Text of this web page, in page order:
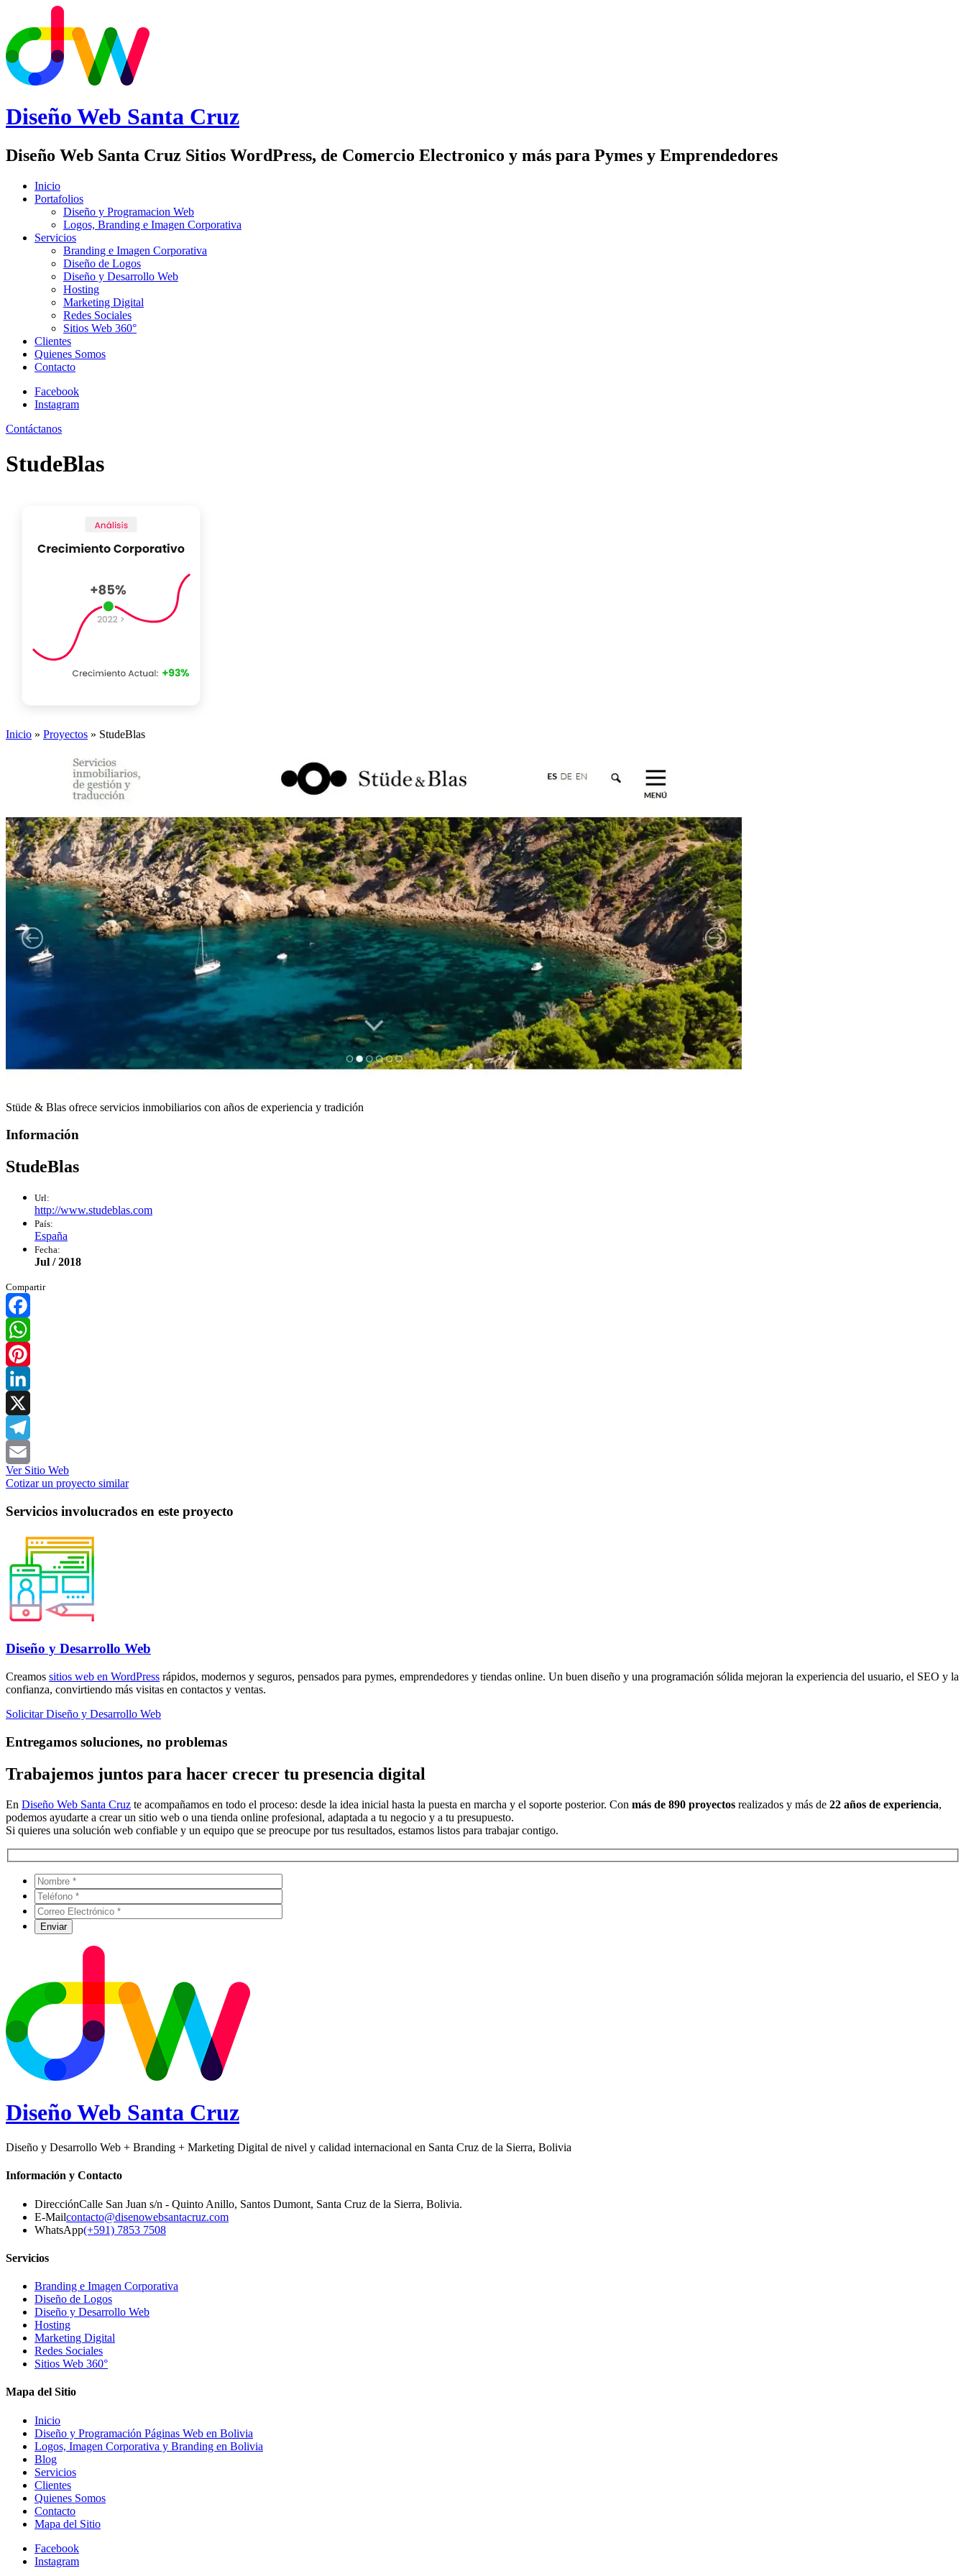
Diseño Web Santa Cruz
Diseño Web Santa Cruz Sitios WordPress, de Comercio Electronico y más para Pymes y Emprendedores
Inicio
Portafolios
Diseño y Programacion Web
Logos, Branding e Imagen Corporativa
Servicios
Branding e Imagen Corporativa
Diseño de Logos
Diseño y Desarrollo Web
Hosting
Marketing Digital
Redes Sociales
Sitios Web 360°
Clientes
Quienes Somos
Contacto
Facebook
Instagram
Contáctanos
StudeBlas
Inicio » Proyectos » StudeBlas
Stüde & Blas ofrece servicios inmobiliarios con años de experiencia y tradición
Información
StudeBlas
Url:
http://www.studeblas.com
País:
España
Fecha:
Jul / 2018
Compartir
Facebook
WhatsApp
Pinterest
LinkedIn
X
Telegram
Email
Ver Sitio Web
Cotizar un proyecto similar
Servicios involucrados en este proyecto
Diseño y Desarrollo Web
Creamos sitios web en WordPress rápidos, modernos y seguros, pensados para pymes, emprendedores y tiendas online. Un buen diseño y una programación sólida mejoran la experiencia del usuario, el SEO y la
confianza, convirtiendo más visitas en contactos y ventas.
Solicitar Diseño y Desarrollo Web
Entregamos soluciones, no problemas
Trabajemos juntos para hacer crecer tu presencia digital
En Diseño Web Santa Cruz te acompañamos en todo el proceso: desde la idea inicial hasta la puesta en marcha y el soporte posterior. Con más de 890 proyectos realizados y más de 22 años de experiencia,
podemos ayudarte a crear un sitio web o una tienda online profesional, adaptada a tu negocio y a tu presupuesto.
Si quieres una solución web confiable y un equipo que se preocupe por tus resultados, estamos listos para trabajar contigo.
Diseño Web Santa Cruz
Diseño y Desarrollo Web + Branding + Marketing Digital de nivel y calidad internacional en Santa Cruz de la Sierra, Bolivia
Información y Contacto
DirecciónCalle San Juan s/n - Quinto Anillo, Santos Dumont, Santa Cruz de la Sierra, Bolivia.
E-Mailcontacto@disenowebsantacruz.com
WhatsApp(+591) 7853 7508
Servicios
Branding e Imagen Corporativa
Diseño de Logos
Diseño y Desarrollo Web
Hosting
Marketing Digital
Redes Sociales
Sitios Web 360°
Mapa del Sitio
Inicio
Diseño y Programación Páginas Web en Bolivia
Logos, Imagen Corporativa y Branding en Bolivia
Blog
Servicios
Clientes
Quienes Somos
Contacto
Mapa del Sitio
Facebook
Instagram